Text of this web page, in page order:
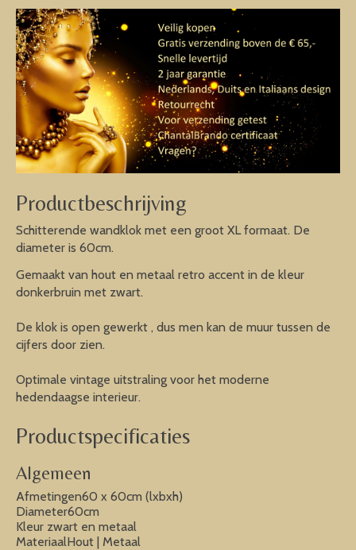
Productbeschrijving
Schitterende wandklok met een groot XL formaat. De
diameter is 60cm.
Gemaakt van hout en metaal retro accent in de kleur
donkerbruin met zwart.
De klok is open gewerkt , dus men kan de muur tussen de
cijfers door zien.
Optimale vintage uitstraling voor het moderne
hedendaagse interieur.
Productspecificaties
Algemeen
Afmetingen60 x 60cm (lxbxh)
Diameter60cm
Kleur zwart en metaal
MateriaalHout | Metaal